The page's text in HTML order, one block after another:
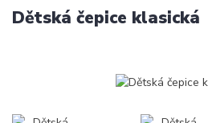
Dětská čepice klasická